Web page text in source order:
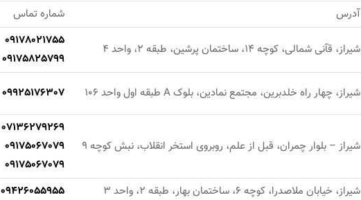
آدرس
شماره تماس
شیراز، قآنی شمالی، کوچه 14، ساختمان پرشین، طبقه 2، واحد 4
09178021755
09175825799
شیراز، چهار راه خلدبرین، مجتمع نمادین، بلوک A طبقه اول واحد 106 09925176307
شیراز – بلوار چمران، قبل از علم، روبروی استخر انقلاب، نبش کوچه 9
07136279269
09175067079
09175067079
شیراز، خیابان ملاصدرا، کوچه 6، ساختمان بهار، طبقه 2، واحد 3
09426055955